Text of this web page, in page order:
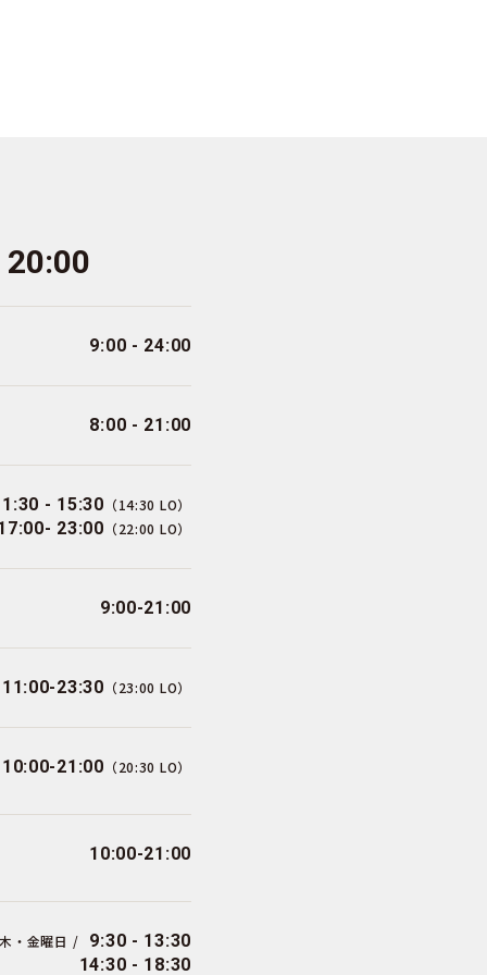
9:00 - 24:00
8:00 - 21:00
- 15:30 （14:30 LO）
23:00 （22:00 LO）
9:00-21:00
11:00-23:30 （23:00 LO）
10:00-21:00 （20:30 LO）
10:00-21:00
・金曜日 /
9:30 - 13:30
14:30 - 18:30